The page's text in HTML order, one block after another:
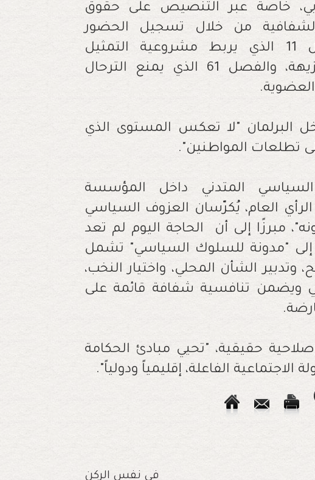
خاصة عبر التنصيص على حقوق
10)، وتعزيز الشفافية من خلال تسجيل الحضور
بالوسائل التقنية،كما نوّه بالفصل 11 الذي يربط مشروعية التمثيل
الديمقراطي بالانتخابات الحرة والنزيهة، والفصل 61 الذي يمنع الترحال
.
البرلمان "لا تعكس المستوى الذي
تطلعات المواطنين"
.
المتدني داخل المؤسسة
العام، يُكرّسان العزوف السياسي
مبرزًا إلى أن الحاجة اليوم لم تعد
"مدونة للسلوك السياسي" تشمل
وتدبير الشأن المحلي، واختيار النخب،
ويضمن تنافسية شفافة قائمة على
.
حقيقية، "تحيي مبادئ الحكامة
الاجتماعية الفاعلة، إقليمياً ودولياً".
في نفس الركن